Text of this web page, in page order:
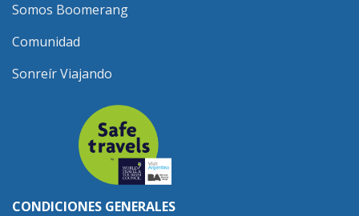
Somos Boomerang
Comunidad
Sonreír Viajando
CONDICIONES GENERALES